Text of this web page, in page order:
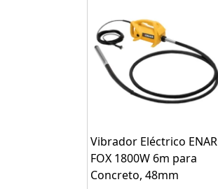
Vibrador Eléctrico ENAR
FOX 1800W 6m para
Concreto, 48mm